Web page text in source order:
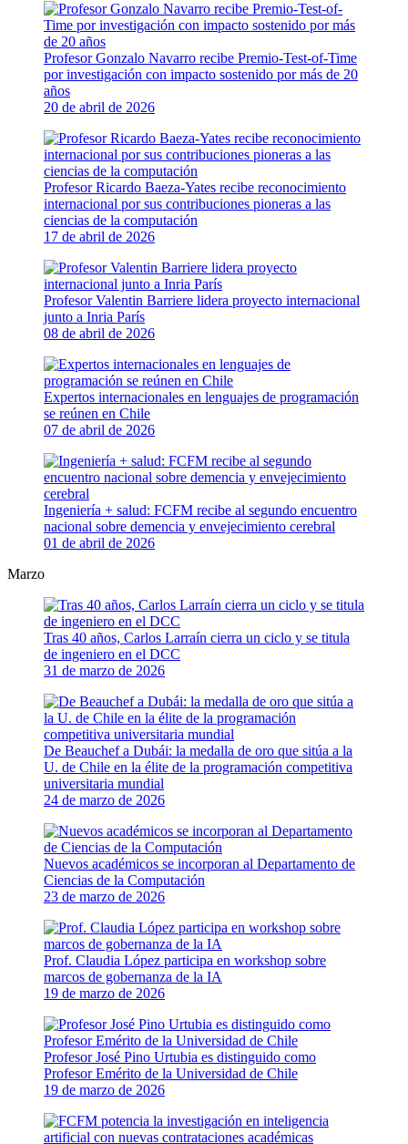
Profesor Gonzalo Navarro recibe Premio-Test-of-Time
por investigación con impacto sostenido por más de 20
años
20 de abril de 2026
Profesor Ricardo Baeza-Yates recibe reconocimiento
internacional por sus contribuciones pioneras a las
ciencias de la computación
17 de abril de 2026
Profesor Valentin Barriere lidera proyecto internacional
junto a Inria París
08 de abril de 2026
Expertos internacionales en lenguajes de programación
se reúnen en Chile
07 de abril de 2026
Ingeniería + salud: FCFM recibe al segundo encuentro
nacional sobre demencia y envejecimiento cerebral
01 de abril de 2026
Marzo
Tras 40 años, Carlos Larraín cierra un ciclo y se titula
de ingeniero en el DCC
31 de marzo de 2026
De Beauchef a Dubái: la medalla de oro que sitúa a la
U. de Chile en la élite de la programación competitiva
universitaria mundial
24 de marzo de 2026
Nuevos académicos se incorporan al Departamento de
Ciencias de la Computación
23 de marzo de 2026
Prof. Claudia López participa en workshop sobre
marcos de gobernanza de la IA
19 de marzo de 2026
Profesor José Pino Urtubia es distinguido como
Profesor Emérito de la Universidad de Chile
19 de marzo de 2026